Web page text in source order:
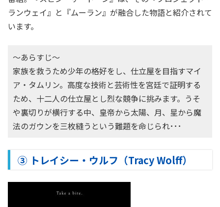
ランウェイ』と『ムーラン』が融合した物語と紹介されて
います。
〜あらすじ〜
家族を救うため少年の格好をし、仕立屋を目指すマイ
ア・タムリン。高度な技術と芸術性を宮廷で証明する
ため、十二人の仕立屋とし烈な競争に挑みます。うそ
や裏切りが横行する中、皇帝から太陽、月、星から魔
法のガウンを三枚縫うという難題を命じられ･･･
③ トレイシー・ウルフ（Tracy Wolff）